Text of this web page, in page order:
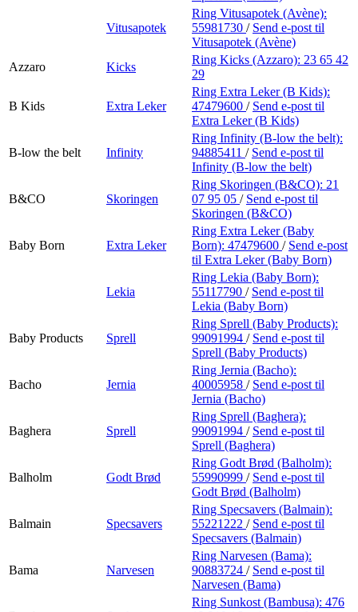
Vitusapotek
Ring Vitusapotek (Avène):
55981730 / Send e-post til
Vitusapotek (Avène)
Azzaro
Kicks
Ring Kicks (Azzaro): 23 65 42
29
B Kids Extra Leker
Ring Extra Leker (B Kids):
47479600 / Send e-post til
Extra Leker (B Kids)
B-low the belt Infinity
Ring Infinity (B-low the belt):
94885411 / Send e-post til
Infinity (B-low the belt)
B&CO Skoringen
Ring Skoringen (B&CO): 21
07 95 05 / Send e-post til
Skoringen (B&CO)
Baby Born Extra Leker
Ring Extra Leker (Baby
Born): 47479600 / Send e-post
til Extra Leker (Baby Born)
Lekia
Ring Lekia (Baby Born):
55117790 / Send e-post til
Lekia (Baby Born)
Baby Products Sprell
Ring Sprell (Baby Products):
99091994 / Send e-post til
Sprell (Baby Products)
Bacho Jernia
Ring Jernia (Bacho):
40005958 / Send e-post til
Jernia (Bacho)
Baghera Sprell
Ring Sprell (Baghera):
99091994 / Send e-post til
Sprell (Baghera)
Balholm Godt Brød
Ring Godt Brød (Balholm):
55990999 / Send e-post til
Godt Brød (Balholm)
Balmain Specsavers
Ring Specsavers (Balmain):
55221222 / Send e-post til
Specsavers (Balmain)
Bama Narvesen
Ring Narvesen (Bama):
90883724 / Send e-post til
Narvesen (Bama)
Ring Sunkost (Bambusa): 476